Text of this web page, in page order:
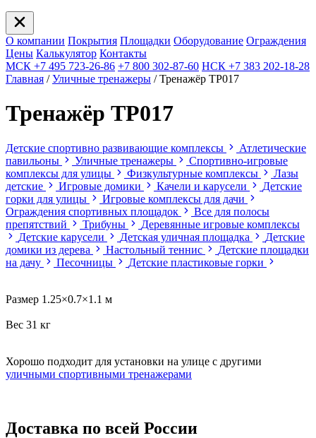
О компании Покрытия Площадки Оборудование Ограждения
Цены Калькулятор Контакты
МСК +7 495 723-26-86 +7 800 302-87-60 НСК +7 383 202-18-28
Главная / Уличные тренажеры / Тренажёр ТР017
Тренажёр ТР017
Детские спортивно развивающие комплексы
Атлетические
павильоны
Уличные тренажеры
Спортивно-игровые
комплексы для улицы
Физкультурные комплексы
Лазы
детские
Игровые домики Качели и карусели
Детские
горки для улицы
Игровые комплексы для дачи
Ограждения спортивных площадок
Все для полосы
препятствий
Трибуны
Деревянные игровые комплексы
Детские карусели
Детская уличная площадка
Детские
домики из дерева
Настольный теннис
Детские площадки
на дачу
Песочницы Детские пластиковые горки
Размер 1.25×0.7×1.1 м
Вес 31 кг
Хорошо подходит для установки на улице с другими
уличными спортивными тренажерами
Доставка по всей России